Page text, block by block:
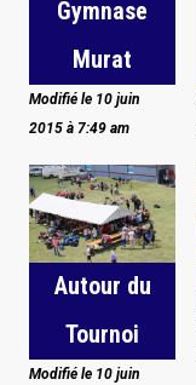
Gymnase
Murat
Modifié le 10 juin
2015 à 7:49 am
Autour du
Tournoi
Modifié le 10 juin